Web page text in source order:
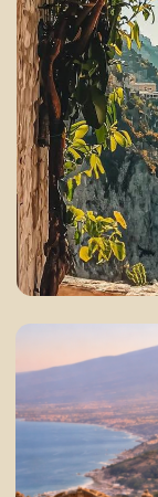
Сицилия,
маленькие
Программа и